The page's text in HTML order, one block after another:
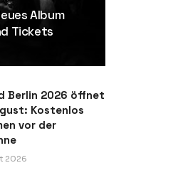
Album
Tickets
Berlin 2026 öffnet
Kostenlos
vor der
2026